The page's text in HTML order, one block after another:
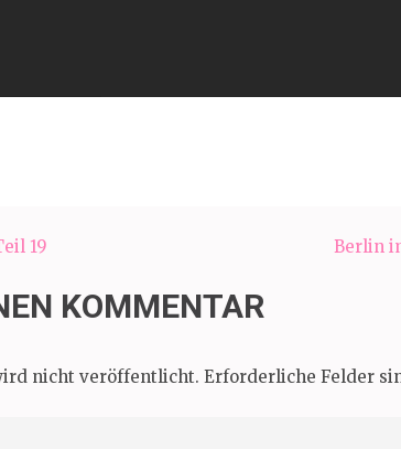
19 Berlin
KOMMENTAR
nicht veröffentlicht. Erforderliche Felder